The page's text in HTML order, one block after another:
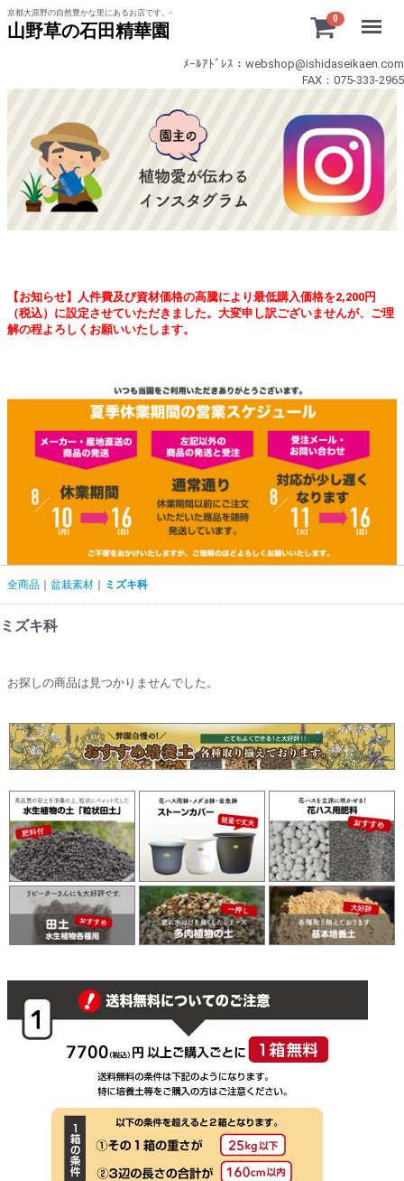
京都大原野の自然豊かな里にあるお店です。-
山野草の石田精華園
0
ﾒｰﾙｱﾄﾞﾚｽ：webshop@ishidaseikaen.com
FAX：075-333-2965
【お知らせ】人件費及び資材価格の高騰により最低購入価格を2,200円
（税込）に設定させていただきました。大変申し訳ございませんが、ご理
解の程よろしくお願いいたします。
全商品 盆栽素材 ミズキ科
ミズキ科
お探しの商品は見つかりませんでした。